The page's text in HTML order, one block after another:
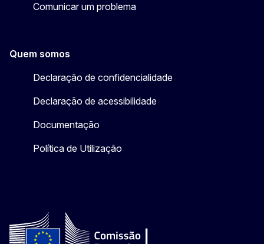
Comunicar um problema
Quem somos
Declaração de confidencialidade
Declaração de acessibilidade
Documentação
Política de Utilização